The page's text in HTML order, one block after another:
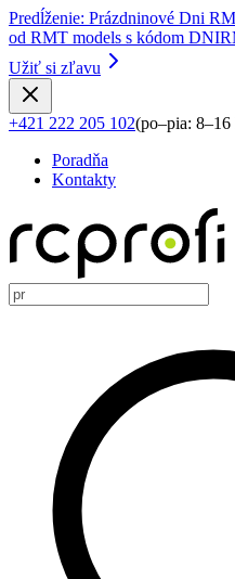
Predĺženie: Prázdninové Dni
od RMT models s kódom
Užiť si zľavu
+421 222 205 102(po–pia: 8–16
Poradňa
Kontakty